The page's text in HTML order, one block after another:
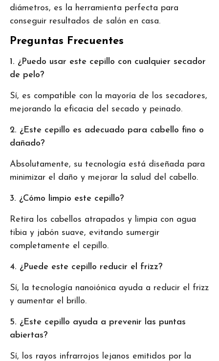
diámetros, es la herramienta perfecta para
conseguir resultados de salón en casa.
Preguntas Frecuentes
1. ¿Puedo usar este cepillo con cualquier secador
de pelo?
Sí, es compatible con la mayoría de los secadores,
mejorando la eficacia del secado y peinado.
2. ¿Este cepillo es adecuado para cabello fino o
dañado?
Absolutamente, su tecnología está diseñada para
minimizar el daño y mejorar la salud del cabello.
3. ¿Cómo limpio este cepillo?
Retira los cabellos atrapados y limpia con agua
tibia y jabón suave, evitando sumergir
completamente el cepillo.
4. ¿Puede este cepillo reducir el frizz?
Sí, la tecnología nanoiónica ayuda a reducir el frizz
y aumentar el brillo.
5. ¿Este cepillo ayuda a prevenir las puntas
abiertas?
Sí, los rayos infrarrojos lejanos emitidos por la